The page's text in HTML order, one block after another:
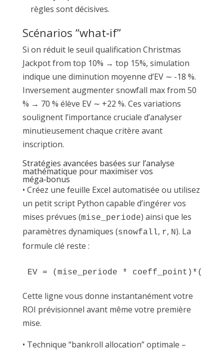
règles sont décisives.
Scénarios “what‑if”
Si on réduit le seuil qualification Christmas
Jackpot from top 10% → top 15%, simulation
indique une diminution moyenne d’EV ∼ -18 %.
Inversement augmenter snow­fall max from 50
% → 70 % élève EV ∼ +22 %. Ces variations
soulignent l’importance cruciale d’analyser
minutieusement chaque critère avant
inscription.
Stratégies avancées basées sur l’analyse
mathématique pour maximiser vos
méga‑bonus
• Créez une feuille Excel automatisée ou utilisez
un petit script Python capable d’ingérer vos
mises prévues (mise_periode) ainsi que les
paramètres dynamiques (snowfall, r, N). La
formule clé reste :
Cette ligne vous donne instantanément votre
ROI prévisionnel avant même votre première
mise.
• Technique “bankroll allocation” optimale –